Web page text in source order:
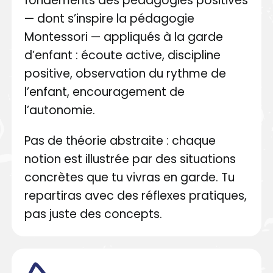
— dont s’inspire la pédagogie
Montessori — appliqués à la garde
d’enfant : écoute active, discipline
positive, observation du rythme de
l’enfant, encouragement de
l’autonomie.
Pas de théorie abstraite : chaque
notion est illustrée par des situations
concrètes que tu vivras en garde. Tu
repartiras avec des réflexes pratiques,
pas juste des concepts.